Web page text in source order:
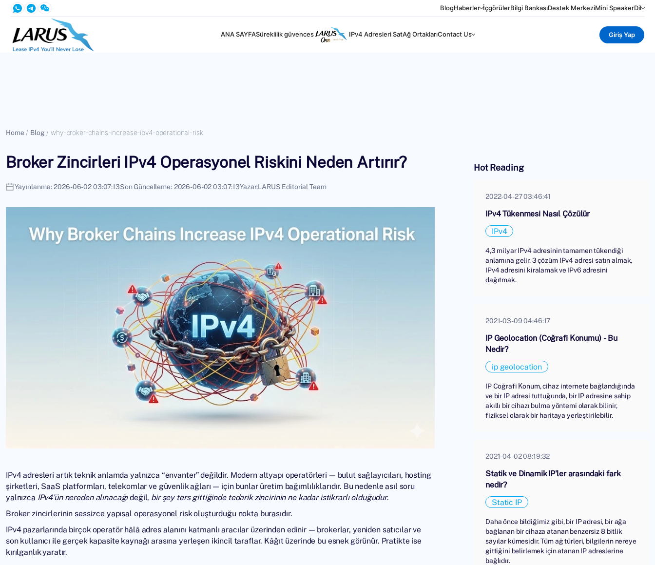
BlogHaberler İçgörülerBilgi BankasıDestek MerkeziMini SpeakerDil
ANA SAYFASüreklilik güvences IPv4 Adresleri SatAğ OrtaklarıContact Us Giriş Yap
Home / Blog /why-broker-chains-increase-ipv4-operational-risk
Broker Zincirleri IPv4 Operasyonel Riskini Neden Artırır?
Yayınlanma: 2026-06-02 03:07:13Son Güncelleme: 2026-06-02 03:07:13Yazar:LARUS Editorial Team
IPv4 adresleri artık teknik anlamda yalnızca “envanter” değildir. Modern altyapı operatörleri — bulut sağlayıcıları, hosting
şirketleri, SaaS platformları, telekomlar ve güvenlik ağları — için bunlar üretim bağımlılıklarıdır. Bu nedenle asıl soru
yalnızca IPv4’ün nereden alınacağıdeğil, bir şey ters gittiğinde tedarik zincirinin ne kadar istikrarlı olduğudur.
Broker zincirlerinin sessizce yapısal operasyonel risk oluşturduğu nokta burasıdır.
IPv4 pazarlarında birçok operatör hâlâ adres alanını katmanlı aracılar üzerinden edinir — brokerlar, yeniden satıcılar ve
son kullanıcı ile gerçek kapasite kaynağı arasına yerleşen ikincil taraflar. Kâğıt üzerinde bu esnek görünür. Pratikte ise
kırılganlık yaratır.
Hot Reading
2022-04-27 03:46:41
IPv4 Tükenmesi Nasıl Çözülür
IPv4
4,3 milyar IPv4 adresinin tamamen tükendiği
anlamına gelir. 3 çözüm IPv4 adresi satın almak,
IPv4 adresini kiralamak ve IPv6 adresini
dağıtmak.
2021-03-09 04:46:17
IP Geolocation (Coğrafi Konumu) - Bu
Nedir?
ip geolocation
IP Coğrafi Konum, cihaz internete bağlandığında
ve bir IP adresi tuttuğunda, bir IP adresine sahip
akıllı bir cihazı bulma yöntemi olarak bilinir,
fiziksel olarak bir haritaya yerleştirilebilir.
2021-04-02 08:19:32
Statik ve Dinamik IP'ler arasındaki fark
nedir?
Static IP
Daha önce bildiğimiz gibi, bir IP adresi, bir ağa
bağlanan bir cihaza atanan benzersiz 8 bitlik
sayılar kümesidir. Tüm ağ türleri, bilgilerin nereye
gittiğini belirlemek için atanan IP adreslerine
bağlıdır.